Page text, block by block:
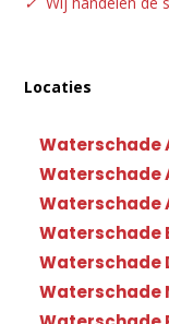
Locaties
Waterschade
Waterschade
Waterschade
Waterschade
Waterschade
Waterschade